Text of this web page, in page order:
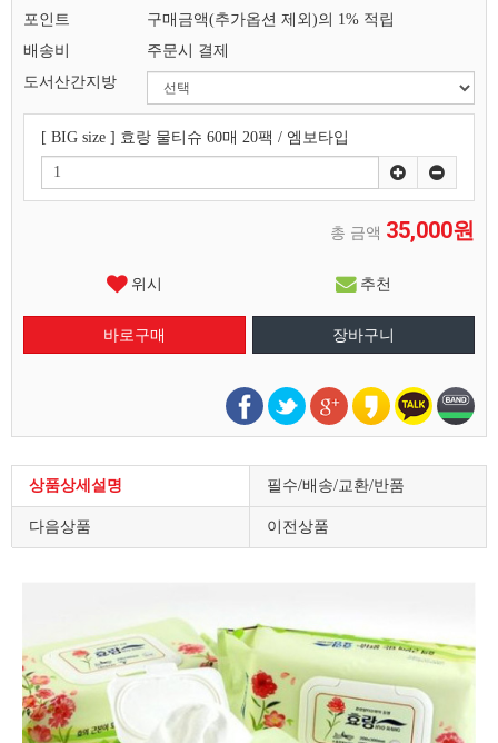
포인트
구매금액(추가옵션 제외)의 1% 적립
배송비
주문시 결제
도서산간지방
[ BIG size ] 효랑 물티슈 60매 20팩 / 엠보타입
총 금액 35,000원
위시 추천
상품상세설명 필수/배송/교환/반품
다음상품 이전상품